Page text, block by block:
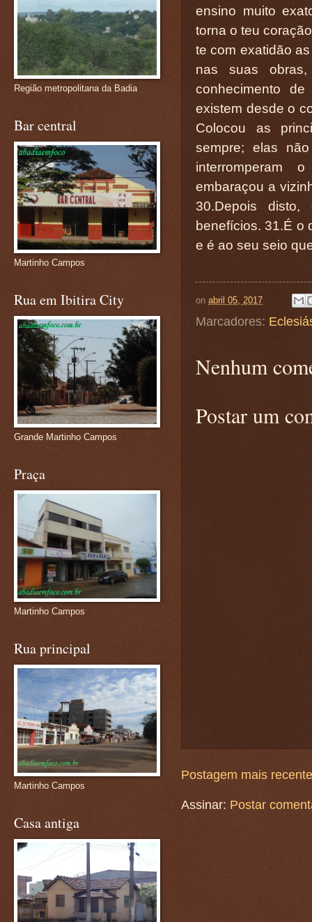
ensino muito
torna o teu
te com exatidão
nas suas
conhecimento
existem desde o
Colocou as
sempre; elas
interromperam
embaraçou a
30.Depois
benefícios. 31.É o
e é ao seu seio
on abril 05, 2017
Marcadores:
Nenhum
Postar um
Postagem mais recente
Assinar: Postar
Região metropolitana da Badia
Bar central
Martinho Campos
Rua em Ibitira City
Grande Martinho Campos
Praça
Martinho Campos
Rua principal
Martinho Campos
Casa antiga